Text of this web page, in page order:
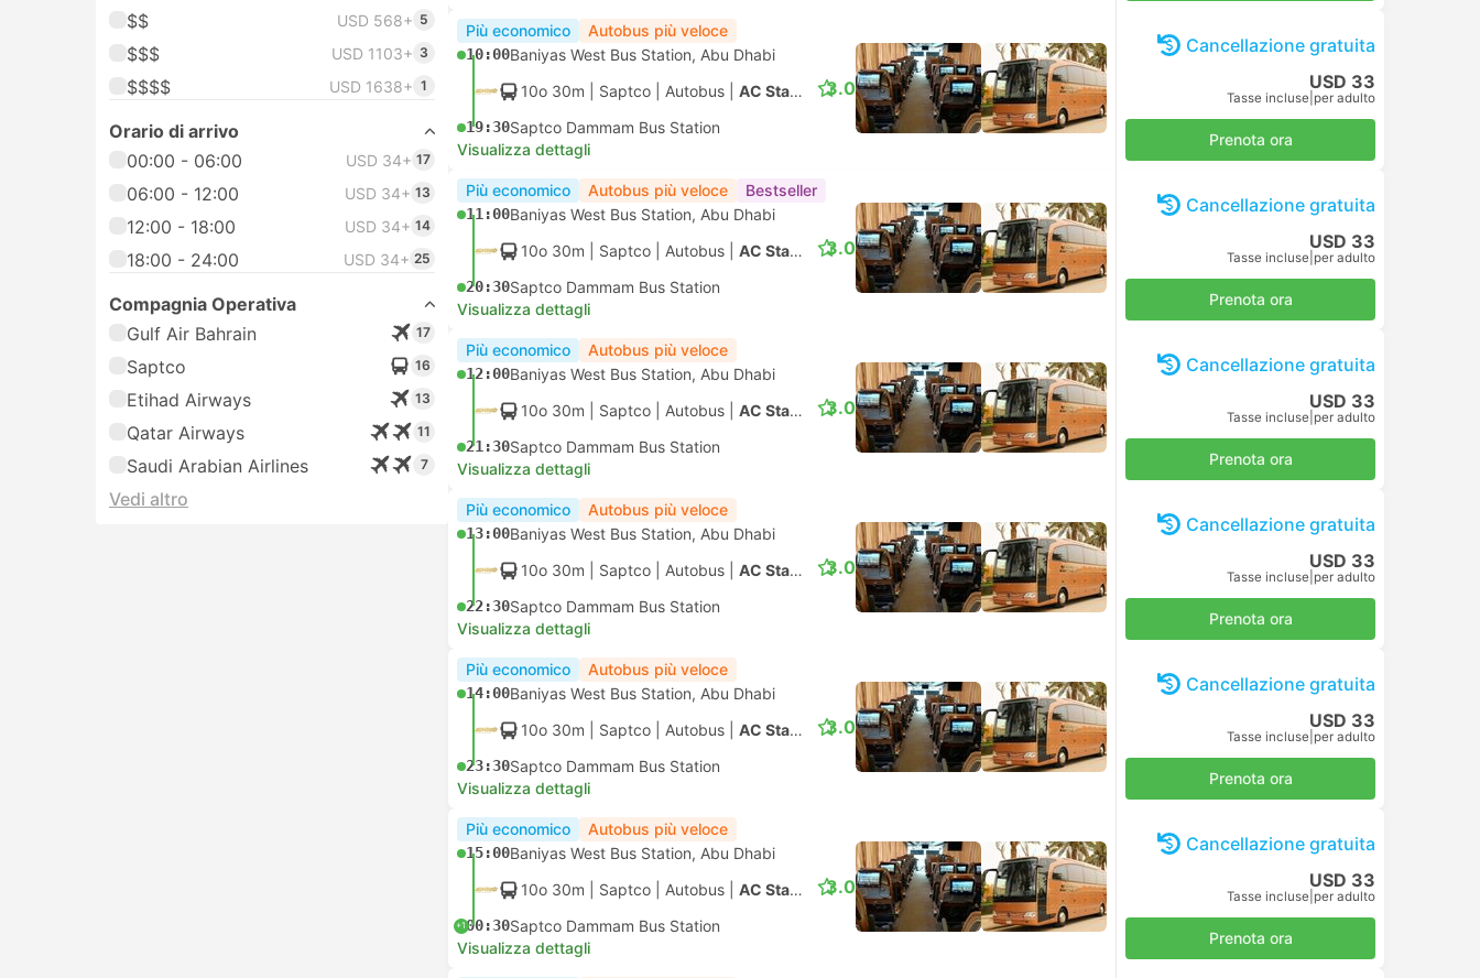
$$ USD 568+ 5
$$$ USD 1103+ 3
$$$$ USD 1638+ 1
Orario di arrivo
00:00 - 06:00
USD 34+ 17
06:00 - 12:00 USD 34+ 13
12:00 - 18:00 USD 34+ 14
18:00 - 24:00 USD 34+ 25
Compagnia Operativa
Gulf Air Bahrain
17
Saptco 16
Etihad Airways 13
Qatar Airways 11
Saudi Arabian Airlines 7
Vedi altro
Più economico Autobus più veloce
10:00Baniyas West Bus Station, Abu Dhabi
10o 30m | Saptco Autobus AC Standard
19:30Saptco Dammam Bus Station
3.0
Visualizza dettagli
Cancellazione gratuita
USD 33
Tasse incluse per adulto
Prenota ora
Più economico Autobus più veloce Bestseller
11:00Baniyas West Bus Station, Abu Dhabi
10o 30m | Saptco Autobus AC Standard
20:30Saptco Dammam Bus Station
3.0
Visualizza dettagli
Cancellazione gratuita
USD 33
Tasse incluse per adulto
Prenota ora
Più economico Autobus più veloce
12:00Baniyas West Bus Station, Abu Dhabi
10o 30m | Saptco Autobus AC Standard
21:30Saptco Dammam Bus Station
3.0
Visualizza dettagli
Cancellazione gratuita
USD 33
Tasse incluse per adulto
Prenota ora
Più economico Autobus più veloce
13:00Baniyas West Bus Station, Abu Dhabi
10o 30m | Saptco Autobus AC Standard
22:30Saptco Dammam Bus Station
3.0
Visualizza dettagli
Cancellazione gratuita
USD 33
Tasse incluse per adulto
Prenota ora
Più economico Autobus più veloce
14:00Baniyas West Bus Station, Abu Dhabi
10o 30m | Saptco Autobus AC Standard
23:30Saptco Dammam Bus Station
3.0
Visualizza dettagli
Cancellazione gratuita
USD 33
Tasse incluse per adulto
Prenota ora
Più economico Autobus più veloce
15:00Baniyas West Bus Station, Abu Dhabi
10o 30m | Saptco Autobus AC Standard
+100:30Saptco Dammam Bus Station
3.0
Visualizza dettagli
Cancellazione gratuita
USD 33
Tasse incluse per adulto
Prenota ora